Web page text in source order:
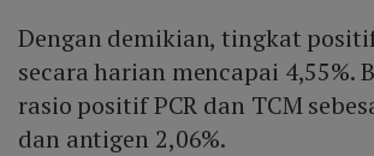
Dengan demikian, tingkat
secara harian mencapai 4,55%.
rasio positif PCR dan TCM
dan antigen 2,06%.